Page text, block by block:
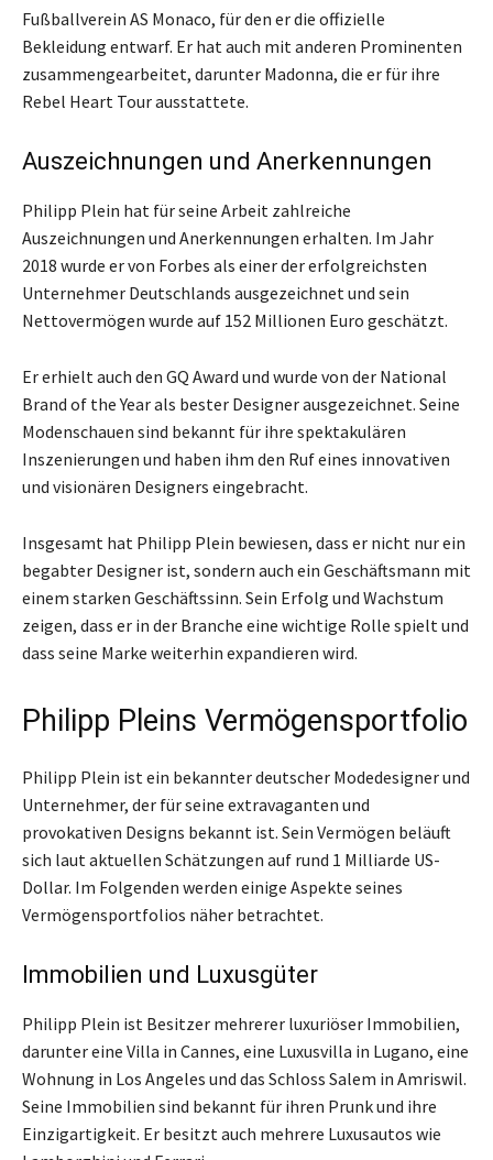
Fußballverein AS Monaco, für den er die offizielle
Bekleidung entwarf. Er hat auch mit anderen Prominenten
zusammengearbeitet, darunter Madonna, die er für ihre
Rebel Heart Tour ausstattete.
Auszeichnungen und Anerkennungen
Philipp Plein hat für seine Arbeit zahlreiche
Auszeichnungen und Anerkennungen erhalten. Im Jahr
2018 wurde er von Forbes als einer der erfolgreichsten
Unternehmer Deutschlands ausgezeichnet und sein
Nettovermögen wurde auf 152 Millionen Euro geschätzt.
Er erhielt auch den GQ Award und wurde von der National
Brand of the Year als bester Designer ausgezeichnet. Seine
Modenschauen sind bekannt für ihre spektakulären
Inszenierungen und haben ihm den Ruf eines innovativen
und visionären Designers eingebracht.
Insgesamt hat Philipp Plein bewiesen, dass er nicht nur ein
begabter Designer ist, sondern auch ein Geschäftsmann mit
einem starken Geschäftssinn. Sein Erfolg und Wachstum
zeigen, dass er in der Branche eine wichtige Rolle spielt und
dass seine Marke weiterhin expandieren wird.
Philipp Pleins Vermögensportfolio
Philipp Plein ist ein bekannter deutscher Modedesigner und
Unternehmer, der für seine extravaganten und
provokativen Designs bekannt ist. Sein Vermögen beläuft
sich laut aktuellen Schätzungen auf rund 1 Milliarde US-
Dollar. Im Folgenden werden einige Aspekte seines
Vermögensportfolios näher betrachtet.
Immobilien und Luxusgüter
Philipp Plein ist Besitzer mehrerer luxuriöser Immobilien,
darunter eine Villa in Cannes, eine Luxusvilla in Lugano, eine
Wohnung in Los Angeles und das Schloss Salem in Amriswil.
Seine Immobilien sind bekannt für ihren Prunk und ihre
Einzigartigkeit. Er besitzt auch mehrere Luxusautos wie